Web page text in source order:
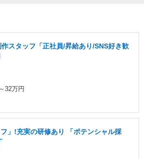
作スタッフ「正社員/昇給あり/SNS好き歓
32万円
フ」!充実の研修あり 「ポテンシャル採